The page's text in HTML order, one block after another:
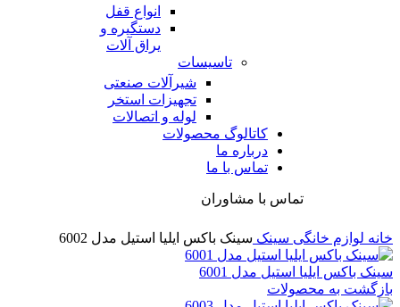
انواع قفل
دستگیره و
یراق آلات
تاسیسات
شیرآلات صنعتی
تجهیزات استخر
لوله و اتصالات
کاتالوگ محصولات
درباره ما
تماس با ما
تماس با مشاوران
خانه لوازم خانگی سینک سینک باکس ایلیا استیل مدل 6002
سینک باکس ایلیا استیل مدل 6001
بازگشت به محصولات